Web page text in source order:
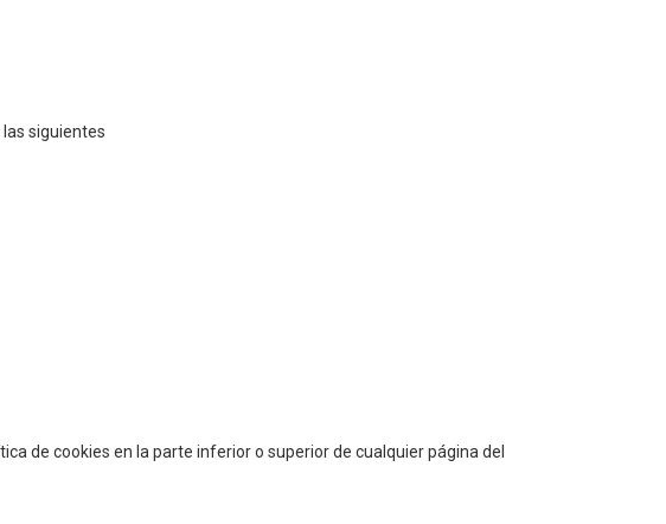
siguientes
de cookies en la parte inferior o superior de cualquier página del